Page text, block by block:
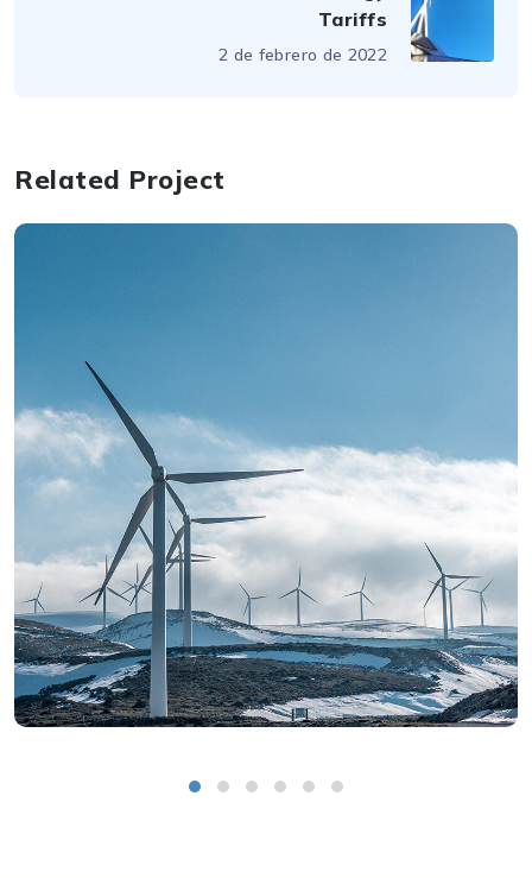
Tariffs
2 de febrero de 2022
Related Project